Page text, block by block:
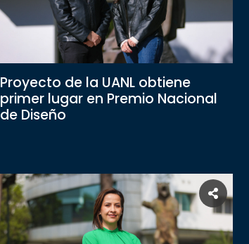
Proyecto de la UANL obtiene
primer lugar en Premio Nacional
de Diseño